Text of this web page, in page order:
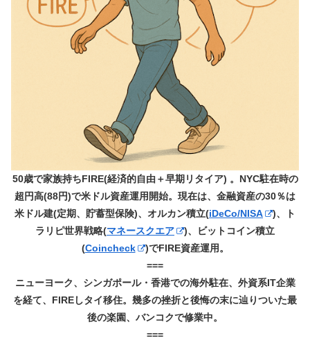
50歳で家族持ちFIRE(経済的自由＋早期リタイア) 。NYC駐在時の
超円高(88円)で米ドル資産運用開始。現在は、金融資産の30％は
米ドル建(定期、貯蓄型保険)、オルカン積立(iDeCo/NISA
)、ト
ラリピ世界戦略(マネースクエア
)、ビットコイン積立
(Coincheck
)でFIRE資産運用。
===
ニューヨーク、シンガポール・香港での海外駐在、外資系IT企業
を経て、FIREしタイ移住。幾多の挫折と後悔の末に辿りついた最
後の楽園、バンコクで修業中。
===